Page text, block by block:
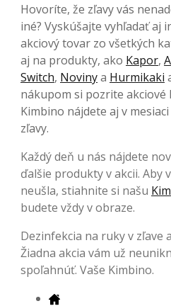
Hovoríte, že zľavy vás
iné? Vyskúšajte vyhľadať aj
akciový tovar zo všetkých
aj na produkty, ako Kapor,
Switch, Novinya Hurmikaki
nákupom si pozrite akciové
Kimbino nájdete aj v
zľavy.
Každý deň u nás nájdete
ďalšie produkty v akcii. Aby
neušla, stiahnite si našu
budete vždy v obraze.
Dezinfekcia na ruky v zľave
Žiadna akcia vám už
spoľahnúť. Vaše Kimbino.